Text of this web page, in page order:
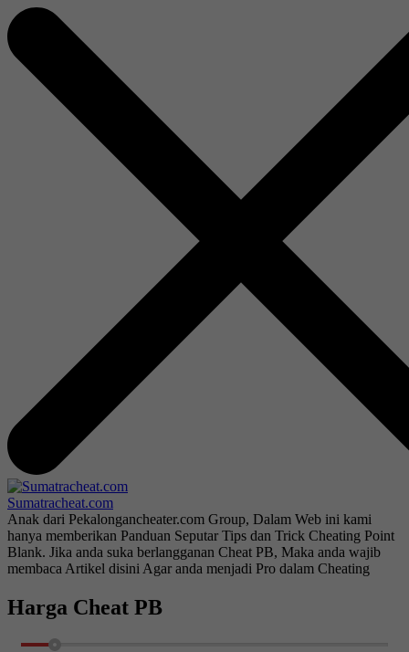
Sumatracheat.com
Anak dari Pekalongancheater.com Group, Dalam Web ini kami
hanya memberikan Panduan Seputar Tips dan Trick Cheating Point
Blank. Jika anda suka berlangganan Cheat PB, Maka anda wajib
membaca Artikel disini Agar anda menjadi Pro dalam Cheating
Harga Cheat PB